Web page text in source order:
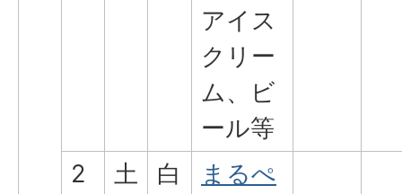
アイス
クリー
ム、ビ
ール等
2
土
白
まるぺ